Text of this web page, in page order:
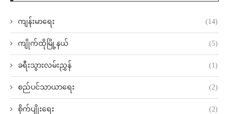
ကျန်းမာရေး (14)
ကျိုက်ထိုမြို့နယ် (5)
ခရီးသွားလမ်းညွှန် (1)
စည်ပင်သာယာရေး (2)
စိုက်ပျိုးရေး (2)